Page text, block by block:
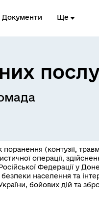
Документи Ще
(контузії,
операції,
Федерації у
населення та
бойових дій та